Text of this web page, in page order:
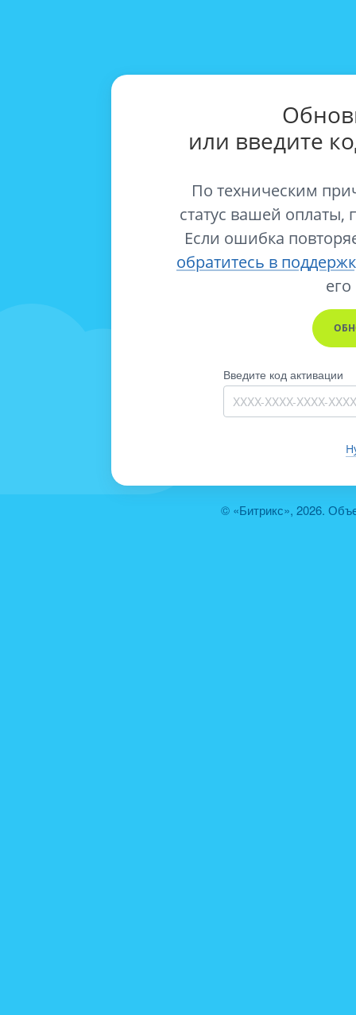
© «Битрикс», 2026.
или введите
По техническим
статус вашей оплаты,
Если ошибка
обратитесь в
его
Введите код активации